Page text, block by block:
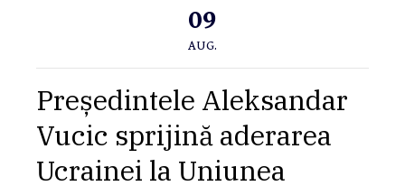
09
AUG.
Președintele Aleksandar
Vucic sprijină aderarea
Ucrainei la Uniunea